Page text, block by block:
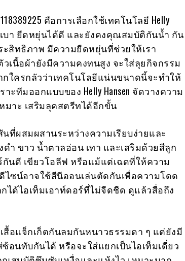
คือการเลือกใช้เทคโนโลยี Helly
เบา ยืดหยุ่นได้ดี และยังคงคุณสมบัติกันน้ำ กัน
สิทธิภาพ มีความยืดหยุ่นที่ช่วยให้เรา
เนื้อผ้ายังมีความคงทนสูง จะใส่ลุยกิจกรรม
ใครกลัวว่าเทคโนโลยีแน่นขนาดนี้จะทำให้
ะทีมออกแบบของ Helly Hansen จัดวางความ
มาะ เสริมลุคสตรีทได้อีกขั้น
ที่ผสมผสานระหว่างความเรียบง่ายและ
ำ ขาว น้ำตาลอ่อน เทา และเสริมด้วยสีลูก
กันดี เขียวโอลีฟ หรือแม้แต่เฉดที่ให้ความ
ไซน์อาจใช้สีนีออนเล่นตัดกันเพื่อความโดด
ได้ไอเท็มเอาท์ดอร์ที่ไม่จืดชืด ดูแล้วสื่อถึง
อแจ็กเก็ตกันลมกันหนาวธรรมดา ๆ แต่ยังมี
อนทับกันได้ หรือจะใส่แยกเป็นไอเท็มเดี่ยว